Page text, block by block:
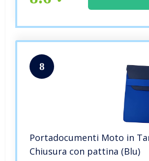
8
Portadocumenti Moto in
Chiusura con pattina (Blu)